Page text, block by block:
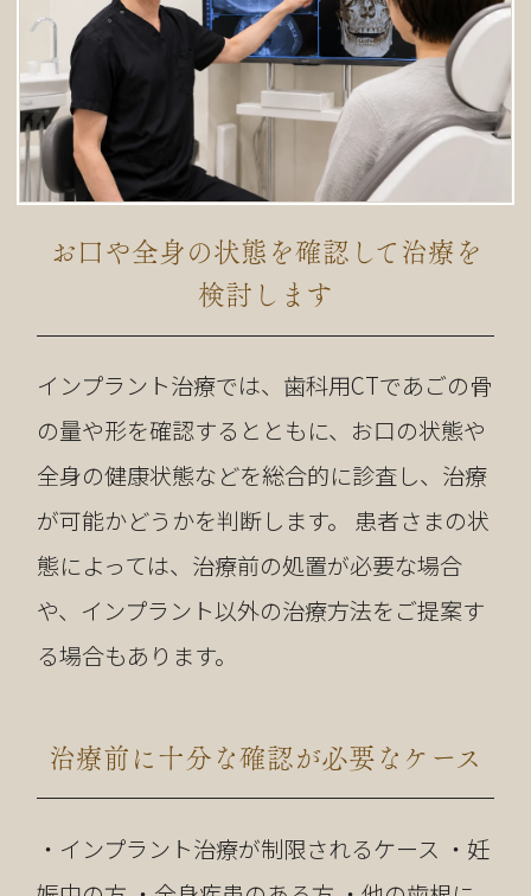
お口や全身の状態を確認して治療を
検討します
インプラント治療では、歯科用CTであごの骨
の量や形を確認するとともに、お口の状態や
全身の健康状態などを総合的に診査し、治療
が可能かどうかを判断します。 患者さまの状
態によっては、治療前の処置が必要な場合
や、インプラント以外の治療方法をご提案す
る場合もあります。
治療前に十分な確認が必要なケース
・インプラント治療が制限されるケース ・妊